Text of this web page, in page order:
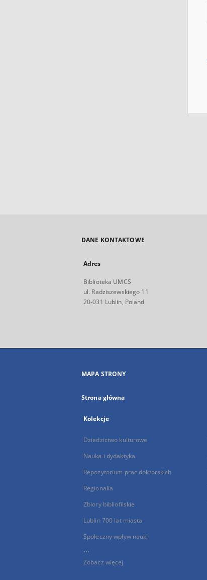
DANE KONTAKTOWE
Adres
Biblioteka UMCS
ul. Radziszewskiego 11
20-031 Lublin, Poland
MAPA STRONY
Strona główna
Kolekcje
Dziedzictwo kulturowe
Nauka i dydaktyka
Repozytorium prac doktorskich
Regionalia
Zbiory bibliofilskie
Lublin 700 lat miasta
Społeczny wpływ nauki
...
Zobacz więcej